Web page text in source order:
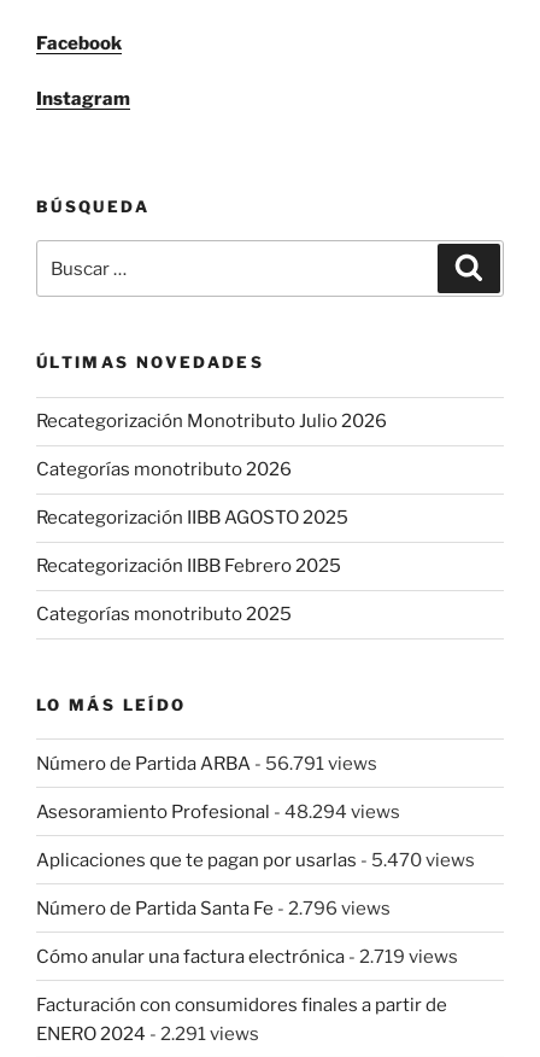
Facebook
Instagram
BÚSQUEDA
por:
ÚLTIMAS NOVEDADES
Recategorización Monotributo Julio 2026
Categorías monotributo 2026
Recategorización IIBB AGOSTO 2025
Recategorización IIBB Febrero 2025
Categorías monotributo 2025
LO MÁS LEÍDO
Número de Partida ARBA - 56.791 views
Asesoramiento Profesional - 48.294 views
Aplicaciones que te pagan por usarlas - 5.470 views
Número de Partida Santa Fe - 2.796 views
Cómo anular una factura electrónica - 2.719 views
Facturación con consumidores finales a partir de
ENERO 2024 - 2.291 views